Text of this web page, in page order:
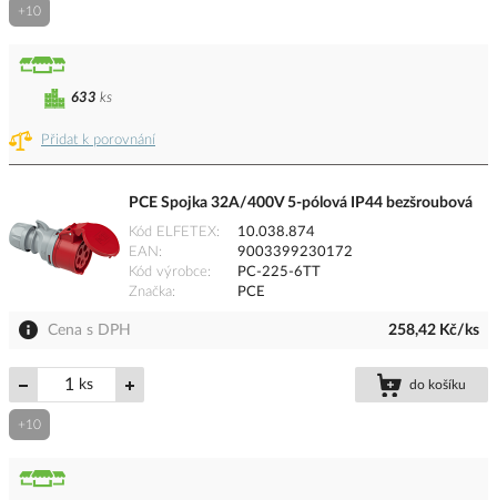
+10
Přidat k porovnání
633 ks
PCE Spojka 32A/400V 5-pólová IP44 bezšroubová
Kód ELFETEX
10.038.874
EAN
9003399230172
Kód výrobce
PC-225-6TT
Značka
PCE
Cena s DPH 258,42 Kč/ks
ks do košíku
+10